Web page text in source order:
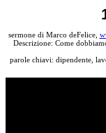
sermone di Marco deFelice,
Descrizione: Come
parole chiavi: dipendente,